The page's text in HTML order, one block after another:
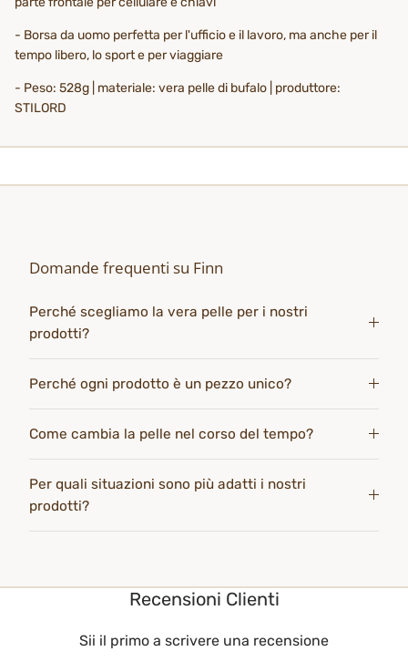
- Borsa da uomo perfetta per l'ufficio e il lavoro, ma anche per il
tempo libero, lo sport e per viaggiare
- Peso: 528g | materiale: vera pelle di bufalo | produttore:
STILORD
Domande frequenti su Finn
Perché scegliamo la vera pelle per i nostri
prodotti?
Perché ogni prodotto è un pezzo unico?
Come cambia la pelle nel corso del tempo?
Per quali situazioni sono più adatti i nostri
prodotti?
Recensioni Clienti
Sii il primo a scrivere una recensione